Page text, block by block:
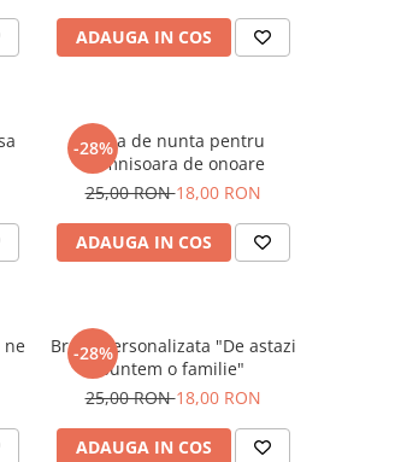
ADAUGA IN COS
-28%
Brosa de nunta pentru
domnisoara de onoare
25,00 RON18,00 RON
ADAUGA IN COS
ne
-28%
Brosa personalizata "De astazi
suntem o familie"
25,00 RON18,00 RON
ADAUGA IN COS